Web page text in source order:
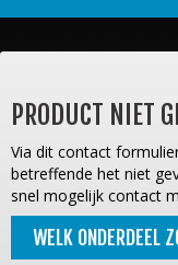
PRODUCT NIET
Via dit contact
betreffende het niet
snel mogelijk contact
WELK ONDERDEEL